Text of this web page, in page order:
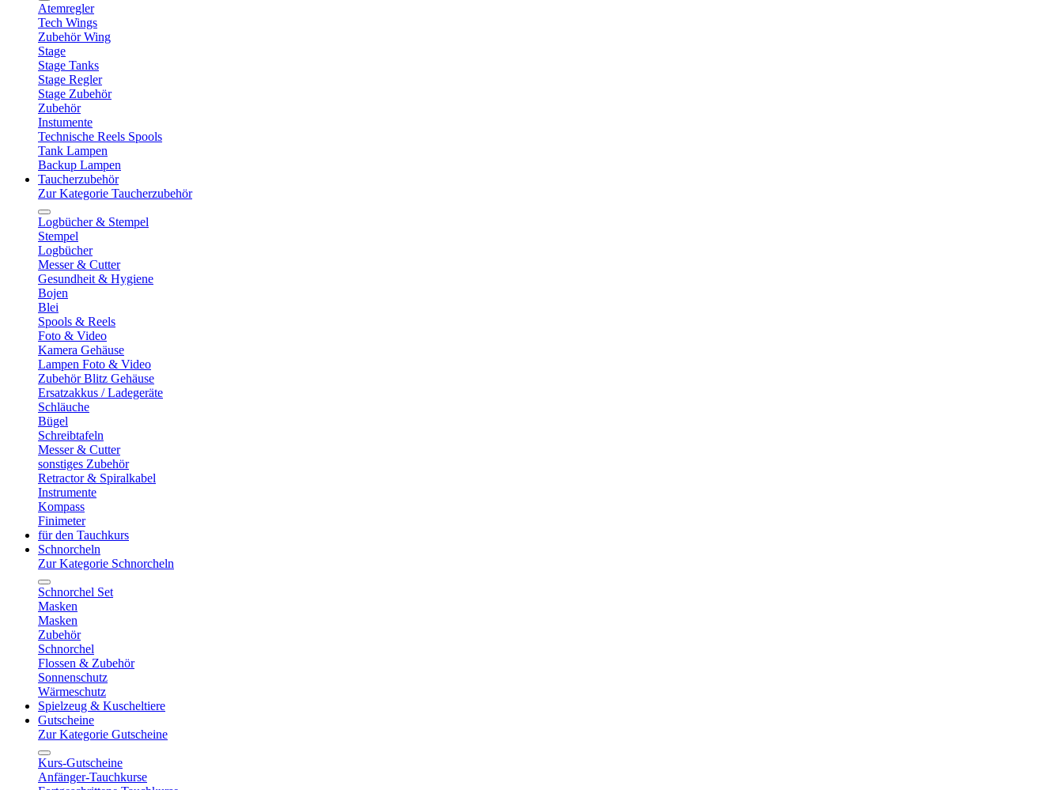
Atemregler
Tech Wings
Zubehör Wing
Stage
Stage Tanks
Stage Regler
Stage Zubehör
Zubehör
Instumente
Technische Reels Spools
Tank Lampen
Backup Lampen
Taucherzubehör
Zur Kategorie Taucherzubehör
Logbücher & Stempel
Stempel
Logbücher
Messer & Cutter
Gesundheit & Hygiene
Bojen
Blei
Spools & Reels
Foto & Video
Kamera Gehäuse
Lampen Foto & Video
Zubehör Blitz Gehäuse
Ersatzakkus / Ladegeräte
Schläuche
Bügel
Schreibtafeln
Messer & Cutter
sonstiges Zubehör
Retractor & Spiralkabel
Instrumente
Kompass
Finimeter
für den Tauchkurs
Schnorcheln
Zur Kategorie Schnorcheln
Schnorchel Set
Masken
Masken
Zubehör
Schnorchel
Flossen & Zubehör
Sonnenschutz
Wärmeschutz
Spielzeug & Kuscheltiere
Gutscheine
Zur Kategorie Gutscheine
Kurs-Gutscheine
Anfänger-Tauchkurse